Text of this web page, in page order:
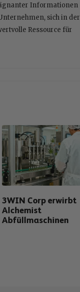
Informationen
sich in der
Ressource für
3WIN Corp erwirbt
Alchemist
Abfüllmaschinen